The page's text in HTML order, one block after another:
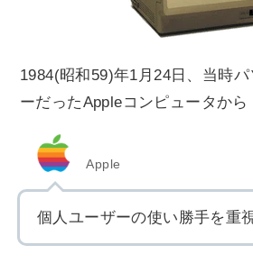
1984(昭和59)年1月24日、当時
ーだったAppleコンピュータから
Apple
個人ユーザーの使い勝手を重